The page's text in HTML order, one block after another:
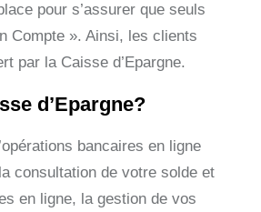
pour s’assurer que seuls
Compte ». Ainsi, les clients
par la Caisse d’Epargne.
d’Epargne?
bancaires en ligne
consultation de votre solde et
en ligne, la gestion de vos